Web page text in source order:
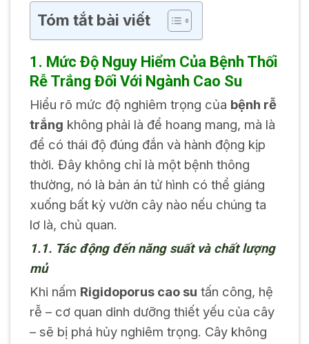
Tóm tắt bài viết
1. Mức Độ Nguy Hiểm Của Bệnh Thối
Rễ Trắng Đối Với Ngành Cao Su
Hiểu rõ mức độ nghiêm trọng của bệnh rễ
trắng không phải là để hoang mang, mà là
để có thái độ đúng đắn và hành động kịp
thời. Đây không chỉ là một bệnh thông
thường, nó là bản án tử hình có thể giáng
xuống bất kỳ vườn cây nào nếu chúng ta
lơ là, chủ quan.
1.1. Tác động đến năng suất và chất lượng
mủ
Khi nấm Rigidoporus cao su tấn công, hệ
rễ – cơ quan dinh dưỡng thiết yếu của cây
– sẽ bị phá hủy nghiêm trọng. Cây không